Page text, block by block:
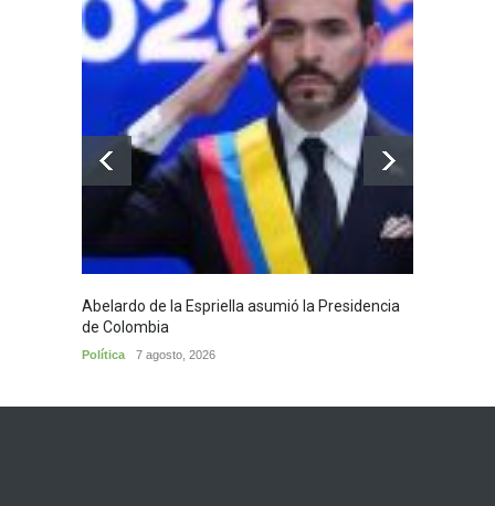
Abelardo de la Espriella asumió la Presidencia
de Colombia
Política 7 agosto, 2026